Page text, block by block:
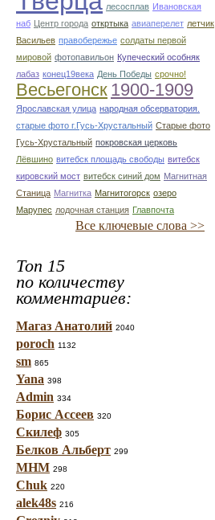
лесосплав Ивановская
наб Центр города откртыка авиаперелет летчик
Васильев правобережье солдаты первой
мировой фотопавильон Купеческий особняк
лабаз конец19века День Победы срочно!
Весьегонск 1900-1909
Ярославская улица народная обсерватория.
старые фото г.Гусь-Хрустальный Старые фото
Гусь-Хрустальный покровская церковь
Лёвшино витебск площадь свободы витебск
кировский мост витебск синий дом Магнитная
Станица Магнитка Магнитогорск озеро
Марупес лодочная станция Главпочта
Все ключевые слова >>
Топ 15
по количеству
комментариев:
Магаз Анатолий 2040
poroch 1132
sm 865
Yana 398
Admin 334
Борис Ассеев 320
Скилеф 305
Белков Альберт 299
МНМ 298
Chuk 220
alek48s 216